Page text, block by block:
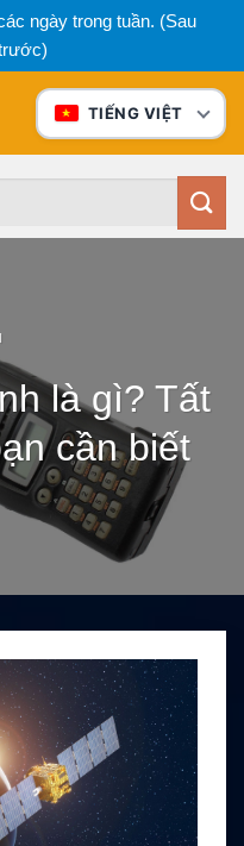
ngày trong tuần. (Sau
TIẾNG VIỆT
là gì? Tất
cần biết